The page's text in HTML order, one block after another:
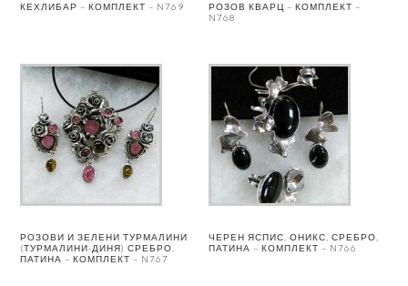
КЕХЛИБАР – КОМПЛЕКТ – N769
РОЗОВ КВАРЦ – КОМПЛЕКТ –
N768
РОЗОВИ И ЗЕЛЕНИ ТУРМАЛИНИ
(ТУРМАЛИНИ-ДИНЯ) СРЕБРО,
ПАТИНА – КОМПЛЕКТ – N767
ЧЕРЕН ЯСПИС, ОНИКС, СРЕБРО,
ПАТИНА – КОМПЛЕКТ – N766